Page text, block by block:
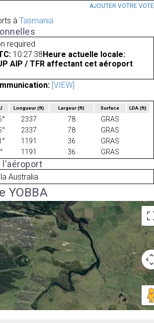
AJOUTER VOTRE VOTE
à Tasmania
required
10:27:38 Heure actuelle locale:
AIP / TFR affectant cet aéroport
[VIEW]
Longueur(ft) Largeur(ft) Surface LDA(ft)
2337 78
GRAS
2337 78
GRAS
1191 36
GRAS
1191 36 GRAS
l'aéroport
Australia
YOBBA